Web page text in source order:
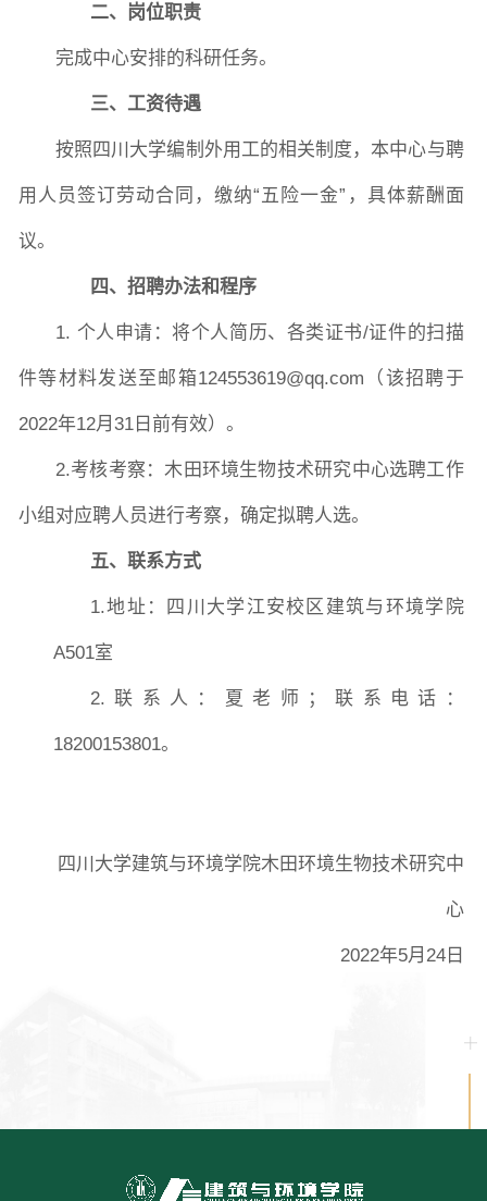
二、 岗位职责
完成中心安排的科研任务。
三、 工资待遇
按照四川大学编制外用工的相关制度， 本中心与聘
用人员签订劳动合同 ，缴纳“ 五险一金” ， 具体薪酬面
议。
四、 招聘办法和程序
1. 个人申请：将个人简历、各类证书/证件的扫描
件等材料发送至邮箱124553619@qq.com （该招聘于
2022年12月 31 日前有效） 。
2.考核考察：木田环境生物技术研究中心选聘工作
小组对应聘人员进行考察，确定拟聘人选。
五、 联系方式
1.地址： 四川大学江安校区建筑与环境学院
A501室
2. 联系人 ：夏老师 ；联系电话 ：
18200153801。
四川大学建筑与环境学院木田环境生物技术研究中
心
2022年5月 24日